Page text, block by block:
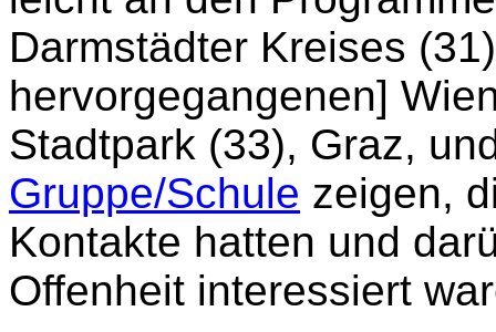
Darmstädter Kreises
hervorgegangenen]
Stadtpark (33), Graz,
Gruppe/Schule zeigen,
Kontakte hatten und
Offenheit interessiert